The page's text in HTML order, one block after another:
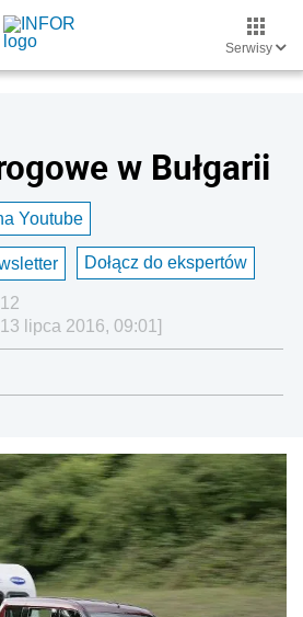
Serwisy
w Bułgarii
Youtube
Dołącz do ekspertów
lipca 2016, 09:01]